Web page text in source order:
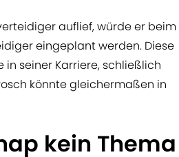
auflief, würde er beim
eingeplant werden. Diese
seiner Karriere, schließlich
könnte gleichermaßen in
kein Thema